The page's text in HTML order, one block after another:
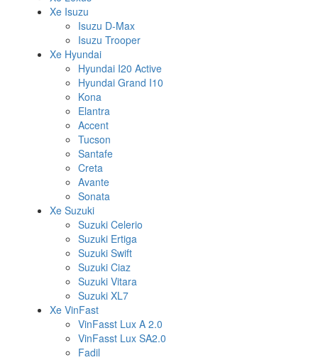
Xe Isuzu
Isuzu D-Max
Isuzu Trooper
Xe Hyundai
Hyundai I20 Active
Hyundai Grand I10
Kona
Elantra
Accent
Tucson
Santafe
Creta
Avante
Sonata
Xe Suzuki
Suzuki Celerio
Suzuki Ertiga
Suzuki Swift
Suzuki Ciaz
Suzuki Vitara
Suzuki XL7
Xe VinFast
VinFasst Lux A 2.0
VinFasst Lux SA2.0
Fadil